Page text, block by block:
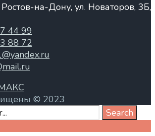
на-Дону, ул. Новаторов, 3Б,
44 99
88 72
© 2023
Search